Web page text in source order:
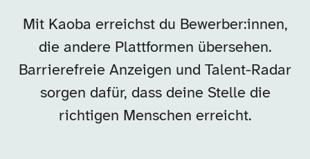
Mit Kaoba erreichst du Bewerber:innen,
die andere Plattformen übersehen.
Barrierefreie Anzeigen und Talent-Radar
sorgen dafür, dass deine Stelle die
richtigen Menschen erreicht.